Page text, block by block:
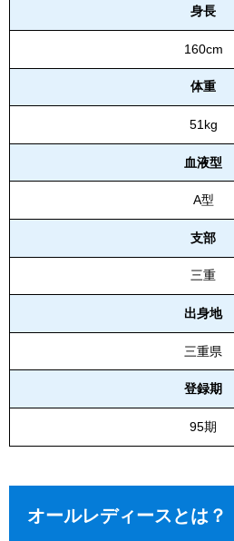
身長
160cm
体重
51kg
血液型
A型
支部
三重
出身地
三重県
登録期
95期
オールレディースとは？